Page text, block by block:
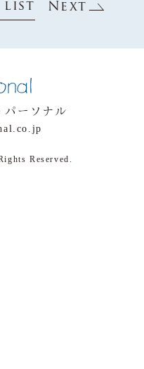
list Next
パーソナル
Reserved.